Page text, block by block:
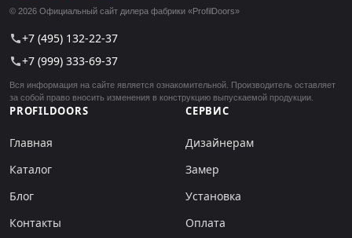
© 2026 Официальный сайт дилера фабрики «ProfilDoors»
call+7 (495) 132-22-37
call+7 (999) 333-69-37
Вся информация на сайте является ознакомительной. Производитель оставляет
за собой право вносить изменения в конструкцию выпускаемой продукции.
PROFILDOORS
Главная
Каталог
Блог
Контакты
СЕРВИС
Дизайнерам
Замер
Установка
Оплата